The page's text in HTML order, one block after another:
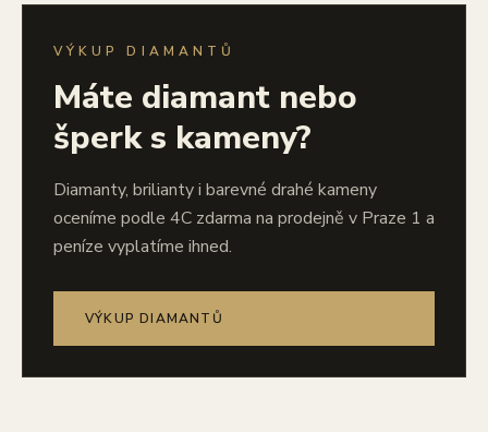
VÝKUP DIAMANTŮ
Máte diamant nebo
šperk s kameny?
Diamanty, brilianty i barevné drahé kameny
oceníme podle 4C zdarma na prodejně v Praze 1 a
peníze vyplatíme ihned.
VÝKUP DIAMANTŮ